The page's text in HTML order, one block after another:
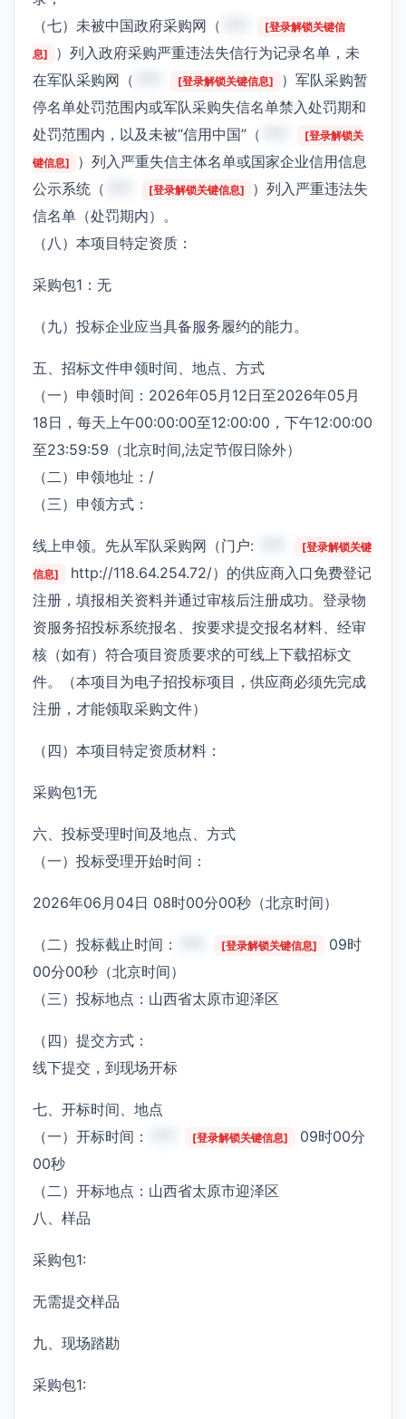
（七）未被中国政府采购网（
[登录解锁关键信
息]
）列入政府采购严重违法失信行为记录名单，未
在军队采购网（
[登录解锁关键信息]
）军队采购暂
停名单处罚范围内或军队采购失信名单禁入处罚期和
处罚范围内，以及未被“信用中国”（
[登录解锁关
键信息]
）列入严重失信主体名单或国家企业信用信息
公示系统（
[登录解锁关键信息]
）列入严重违法失
信名单（处罚期内）。
（八）本项目特定资质：
采购包1：无
（九）投标企业应当具备服务履约的能力。
五、招标文件申领时间、地点、方式
（一）申领时间：2026年05月12日至2026年05月
18日，每天上午00:00:00至12:00:00，下午12:00:00
至23:59:59（北京时间,法定节假日除外）
（二）申领地址：/
（三）申领方式：
线上申领。先从军队采购网（门户:
[登录解锁关键
信息]
http://118.64.254.72/）的供应商入口免费登记
注册，填报相关资料并通过审核后注册成功。登录物
资服务招投标系统报名、按要求提交报名材料、经审
核（如有）符合项目资质要求的可线上下载招标文
件。（本项目为电子招投标项目，供应商必须先完成
注册，才能领取采购文件）
（四）本项目特定资质材料：
采购包1无
六、投标受理时间及地点、方式
（一）投标受理开始时间：
2026年06月04日 08时00分00秒（北京时间）
（二）投标截止时间： [登录解锁关键信息]
09时
00分00秒（北京时间）
（三）投标地点：山西省太原市迎泽区
（四）提交方式：
线下提交，到现场开标
七、开标时间、地点
（一）开标时间：
[登录解锁关键信息]
09时00分
00秒
（二）开标地点：山西省太原市迎泽区
八、样品
采购包1:
无需提交样品
九、现场踏勘
采购包1: